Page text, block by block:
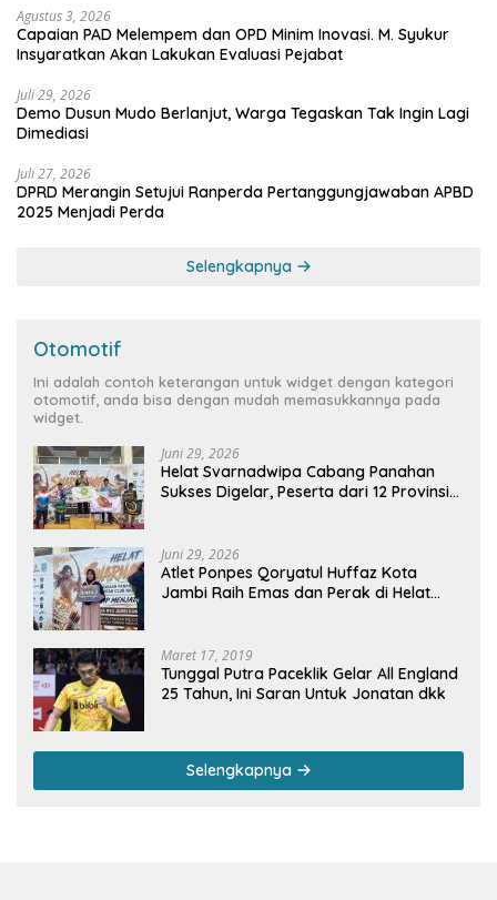
Agustus 3, 2026
Capaian PAD Melempem dan OPD Minim Inovasi. M. Syukur
Insyaratkan Akan Lakukan Evaluasi Pejabat
Juli 29, 2026
Demo Dusun Mudo Berlanjut, Warga Tegaskan Tak Ingin Lagi
Dimediasi
Juli 27, 2026
DPRD Merangin Setujui Ranperda Pertanggungjawaban APBD
2025 Menjadi Perda
Selengkapnya
Otomotif
Ini adalah contoh keterangan untuk widget dengan kategori
otomotif, anda bisa dengan mudah memasukkannya pada
widget.
Juni 29, 2026
Helat Svarnadwipa Cabang Panahan
Sukses Digelar, Peserta dari 12 Provinsi
Juni 29, 2026
Atlet Ponpes Qoryatul Huffaz Kota
Jambi Raih Emas dan Perak di Helat
Maret 17, 2019
Tunggal Putra Paceklik Gelar All England
25 Tahun, Ini Saran Untuk Jonatan dkk
Selengkapnya